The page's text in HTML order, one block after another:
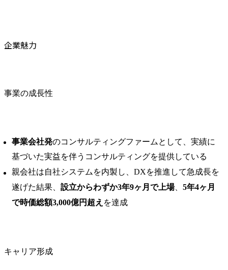
企業魅力
事業の成長性
事業会社発のコンサルティングファームとして、実績に
基づいた実益を伴うコンサルティングを提供している
親会社は自社システムを内製し、DXを推進して急成長を
遂げた結果、 設立からわずか3年9ヶ月で上場、 5年4ヶ月
で時価総額3,000億円超え を達成
キャリア形成